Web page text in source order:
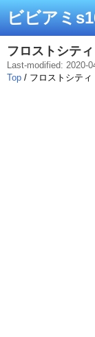
ビビアミ
フロストシティ
Last-modified: 2020-
Top / フロストシティ